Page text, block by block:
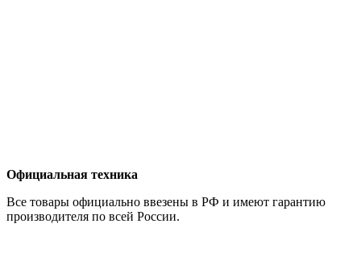
Официальная техника
Все товары официально ввезены в РФ и имеют гарантию
производителя по всей России.